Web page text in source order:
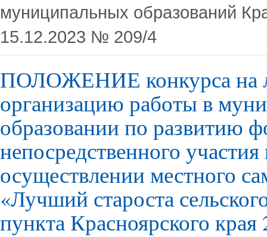
муниципальных образований
15.12.2023 № 209/4
ПОЛОЖЕНИЕ конкурса на
организацию работы в
образовании по развитию
непосредственного участия
осуществлении местного
«Лучший староста
пункта Красноярского края